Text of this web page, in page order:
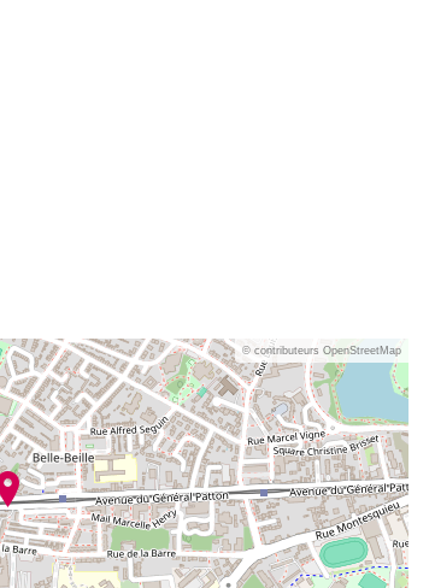
© contributeurs OpenStreetMap